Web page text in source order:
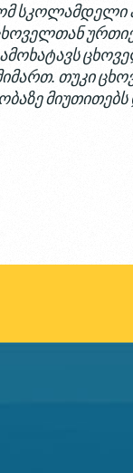
სკოლამდელი
თუკი